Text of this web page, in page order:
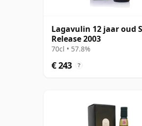
Lagavulin 12 jaar oud
Release 2003
70cl • 57.8%
€ 243 ?